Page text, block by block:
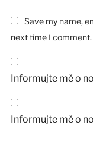
Save my name,
next time I comment.
Informujte mě o
Informujte mě o